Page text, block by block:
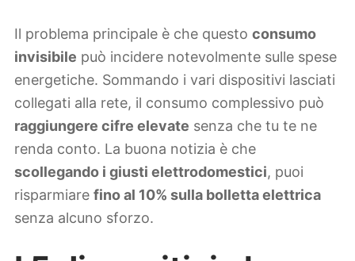
Il problema principale è che questo consumo
invisibile può incidere notevolmente sulle spese
energetiche. Sommando i vari dispositivi lasciati
collegati alla rete, il consumo complessivo può
raggiungere cifre elevate senza che tu te ne
renda conto. La buona notizia è che
scollegando i giusti elettrodomestici, puoi
risparmiare fino al 10% sulla bolletta elettrica
senza alcuno sforzo.